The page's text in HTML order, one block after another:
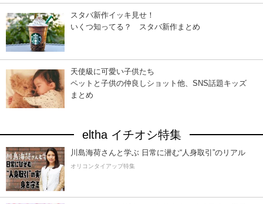
スタバ新作イッキ見せ！
いくつ知ってる？ スタバ新作まとめ
天使級に可愛い子供たち
ペットと子供の仲良しショット他、SNS話題キッズ
まとめ
eltha イチオシ特集
川島海荷さんと学ぶ 日常に潜む“人身取引”のリアル
オリコンタイアップ特集